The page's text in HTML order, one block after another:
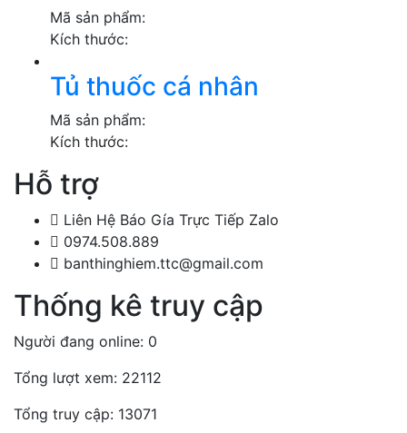
Mã sản phẩm:
Kích thước:
Tủ thuốc cá nhân
Mã sản phẩm:
Kích thước:
Hỗ trợ
Liên Hệ Báo Gía Trực Tiếp Zalo
0974.508.889
banthinghiem.ttc@gmail.com
Thống kê truy cập
Người đang online: 0
Tổng lượt xem: 22112
Tổng truy cập: 13071